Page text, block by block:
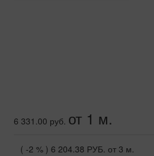
6 331.00 руб. от 1 м.
( -2 % ) 6 204.38 РУБ. от 3 м.